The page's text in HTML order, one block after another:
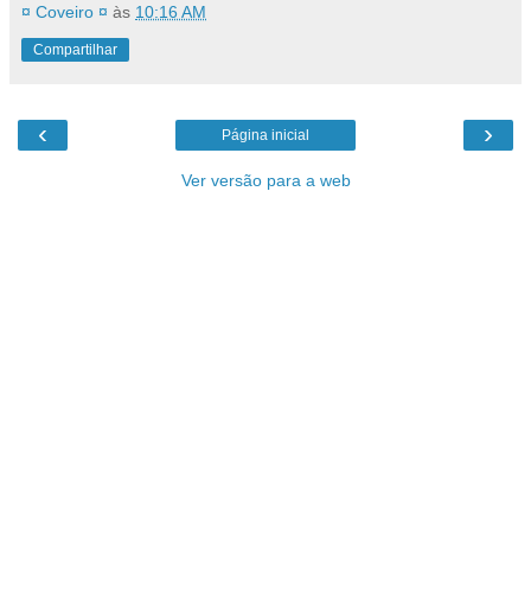
¤ Coveiro ¤ às 10:16 AM
Compartilhar
‹ ›
Página inicial
Ver versão para a web